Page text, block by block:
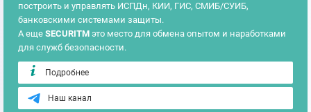
построить и управлять ИСПДн, КИИ, ГИС, СМИБ/СУИБ,
банковскими системами защиты.
А еще SECURITM это место для обмена опытом и наработками
для служб безопасности.
Подробнее
Наш канал